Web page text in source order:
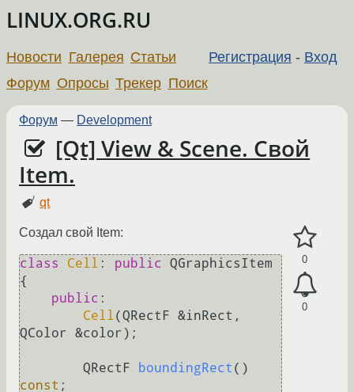
LINUX.ORG.RU
Регистрация - Вход
Новости Галерея Статьи
Форум Опросы Трекер Поиск
Форум — Development
[Qt] View & Scene. Свой
Item.
qt
0
0
Создал свой Item:
class Cell : public
QGraphicsItem
{
public :
Cell(QRectF &inRect,
QColor &color);
QRectF boundingRect ()
const ;